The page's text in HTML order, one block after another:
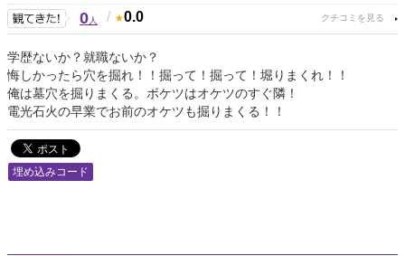
0人 / 0.0
学歴ないか？就職ないか？
悔しかったら穴を掘れ！！掘って！掘って！堀りまくれ！！
俺は墓穴を掘りまくる。ボケツはオケツのすぐ隣！
電光石火の早業でお前のオケツも掘りまくる！！
埋め込みコード